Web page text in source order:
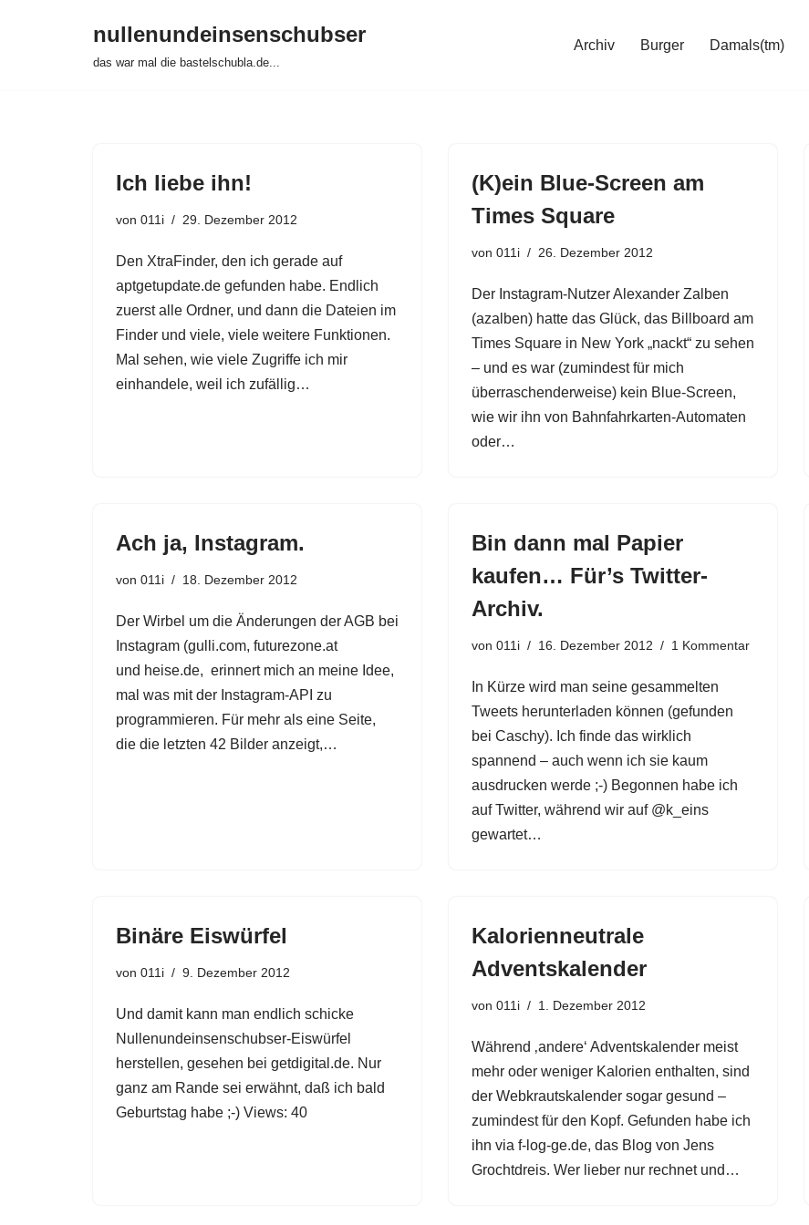
nullenundeinsenschubser
das war mal die bastelschubla.de...
Archiv Burger Damals(tm)
Ich liebe ihn!
von 011i 29. Dezember 2012
Den XtraFinder, den ich gerade auf
aptgetupdate.de gefunden habe. Endlich
zuerst alle Ordner, und dann die Dateien im
Finder und viele, viele weitere Funktionen.
Mal sehen, wie viele Zugriffe ich mir
einhandele, weil ich zufällig…
(K)ein Blue-Screen am
Times Square
von 011i 26. Dezember 2012
Der Instagram-Nutzer Alexander Zalben
(azalben) hatte das Glück, das Billboard am
Times Square in New York „nackt“ zu sehen
– und es war (zumindest für mich
überraschenderweise) kein Blue-Screen,
wie wir ihn von Bahnfahrkarten-Automaten
oder…
Ach ja, Instagram.
von 011i 18. Dezember 2012
Der Wirbel um die Änderungen der AGB bei
Instagram (gulli.com, futurezone.at
und heise.de, erinnert mich an meine Idee,
mal was mit der Instagram-API zu
programmieren. Für mehr als eine Seite,
die die letzten 42 Bilder anzeigt,…
Bin dann mal Papier
kaufen… Für’s Twitter-
Archiv.
von 011i 16. Dezember 2012 1 Kommentar
In Kürze wird man seine gesammelten
Tweets herunterladen können (gefunden
bei Caschy). Ich finde das wirklich
spannend – auch wenn ich sie kaum
ausdrucken werde ;-) Begonnen habe ich
auf Twitter, während wir auf @k_eins
gewartet…
Binäre Eiswürfel
von 011i 9. Dezember 2012
Und damit kann man endlich schicke
Nullenundeinsenschubser-Eiswürfel
herstellen, gesehen bei getdigital.de. Nur
ganz am Rande sei erwähnt, daß ich bald
Geburtstag habe ;-) Views: 40
Kalorienneutrale
Adventskalender
von 011i 1. Dezember 2012
Während ‚andere‘ Adventskalender meist
mehr oder weniger Kalorien enthalten, sind
der Webkrautskalender sogar gesund –
zumindest für den Kopf. Gefunden habe ich
ihn via f-log-ge.de, das Blog von Jens
Grochtdreis. Wer lieber nur rechnet und…